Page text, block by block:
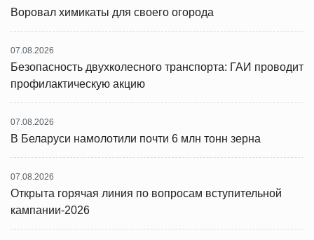
Воровал химикаты для своего огорода
07.08.2026
Безопасность двухколесного транспорта: ГАИ проводит
профилактическую акцию
07.08.2026
В Беларуси намолотили почти 6 млн тонн зерна
07.08.2026
Открыта горячая линия по вопросам вступительной
кампании-2026